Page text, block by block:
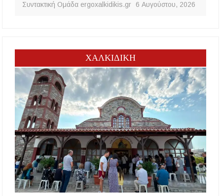
Συντακτική Ομάδα ergoxalkidikis.gr 6 Αυγούστου, 2026
ΧΑΛΚΙΔΙΚΗ